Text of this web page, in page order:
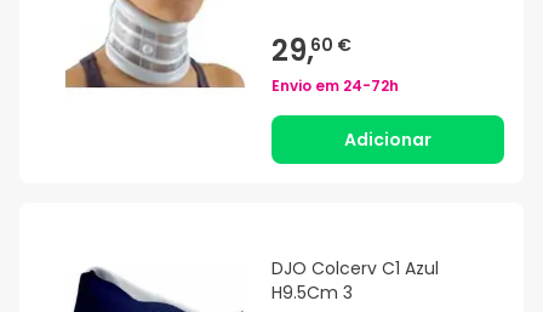
29,60 €
Envio em 24-72h
Adicionar
DJO Colcerv C1 Azul
H9.5Cm 3